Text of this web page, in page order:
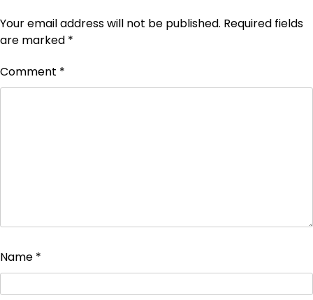
Your email address will not be published. Required fields
are marked *
Comment *
Name *